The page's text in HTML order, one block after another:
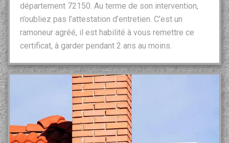
département 72150. Au terme de son intervention,
n’oubliez pas l’attestation d’entretien. C’est un
ramoneur agréé, il est habilité à vous remettre ce
certificat, à garder pendant 2 ans au moins.